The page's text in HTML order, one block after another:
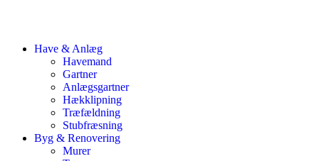
Have & Anlæg
Havemand
Gartner
Anlægsgartner
Hækklipning
Træfældning
Stubfræsning
Byg & Renovering
Murer